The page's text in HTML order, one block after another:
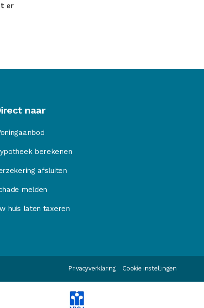
er
naar
berekenen
afsluiten
melden
huis laten taxeren
Privacyverklaring Cookie instellingen